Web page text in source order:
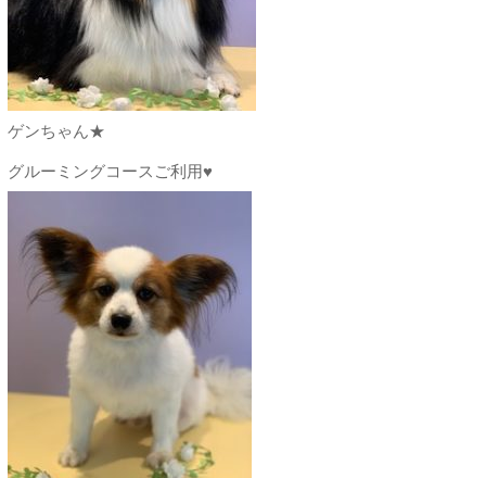
ゲンちゃん★
グルーミングコースご利用♥